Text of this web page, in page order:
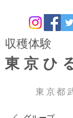
​収穫体験
東京ひ
東京都